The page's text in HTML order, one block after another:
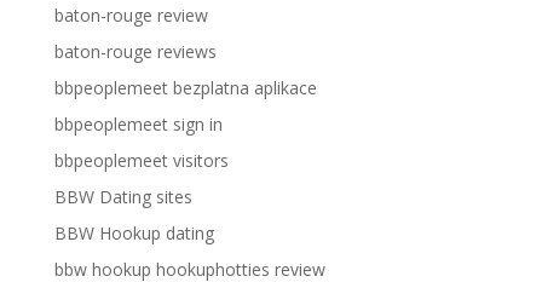
baton-rouge review
baton-rouge reviews
bbpeoplemeet bezplatna aplikace
bbpeoplemeet sign in
bbpeoplemeet visitors
BBW Dating sites
BBW Hookup dating
bbw hookup hookuphotties review